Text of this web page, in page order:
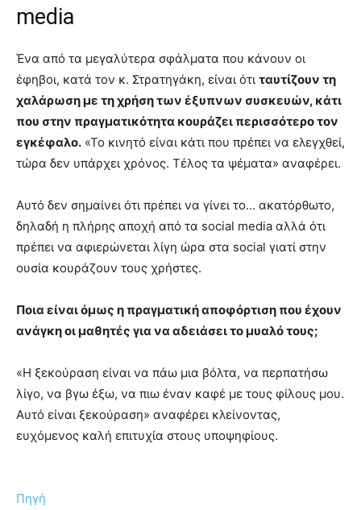
media
Ένα από τα μεγαλύτερα σφάλματα που κάνουν οι
έφηβοι, κατά τον κ. Στρατηγάκη, είναι ότι ταυτίζουν τη
χαλάρωση με τη χρήση των έξυπνων συσκευών, κάτι
που στην πραγματικότητα κουράζει περισσότερο τον
εγκέφαλο. «Το κινητό είναι κάτι που πρέπει να ελεγχθεί,
τώρα δεν υπάρχει χρόνος. Τέλος τα ψέματα» αναφέρει.
Αυτό δεν σημαίνει ότι πρέπει να γίνει το… ακατόρθωτο,
δηλαδή η πλήρης αποχή από τα social media αλλά ότι
πρέπει να αφιερώνεται λίγη ώρα στα social γιατί στην
ουσία κουράζουν τους χρήστες.
Ποια είναι όμως η πραγματική αποφόρτιση που έχουν
ανάγκη οι μαθητές για να αδειάσει το μυαλό τους;
«Η ξεκούραση είναι να πάω μια βόλτα, να περπατήσω
λίγο, να βγω έξω, να πιω έναν καφέ με τους φίλους μου.
Αυτό είναι ξεκούραση» αναφέρει κλείνοντας,
ευχόμενος καλή επιτυχία στους υποψηφίους.
Πηγή